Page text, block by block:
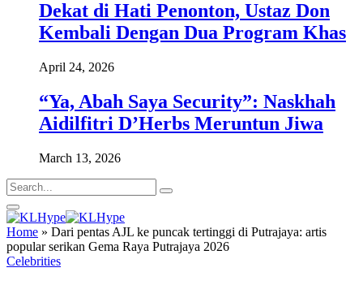
Dekat di Hati Penonton, Ustaz Don
Kembali Dengan Dua Program Khas
April 24, 2026
“Ya, Abah Saya Security”: Naskhah
Aidilfitri D’Herbs Meruntun Jiwa
March 13, 2026
Home » Dari pentas AJL ke puncak tertinggi di Putrajaya: artis
popular serikan Gema Raya Putrajaya 2026
Celebrities